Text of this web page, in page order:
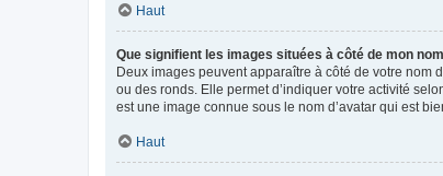
Haut
Que signifient les images situées à côté de mon
Deux images peuvent apparaître à côté de votre nom
ou des ronds. Elle permet d’indiquer votre activité
est une image connue sous le nom d’avatar qui est
Haut